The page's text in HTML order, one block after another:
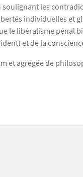
les
individuelles et
le libéralisme pénal
et de la
et agrégée de